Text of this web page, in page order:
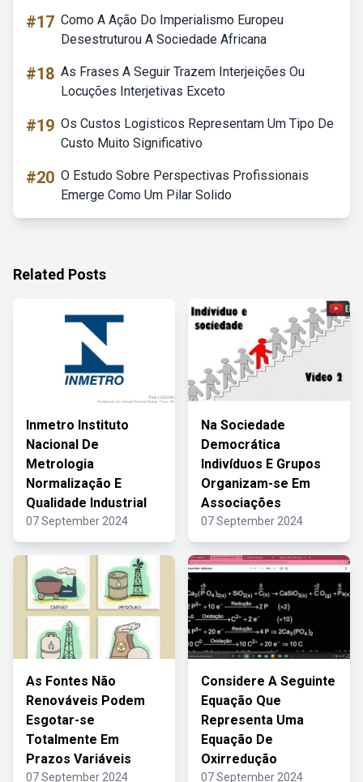
#17 Como A Ação Do Imperialismo Europeu
Desestruturou A Sociedade Africana
#18 As Frases A Seguir Trazem Interjeições Ou
Locuções Interjetivas Exceto
#19 Os Custos Logisticos Representam Um Tipo De
Custo Muito Significativo
#20 O Estudo Sobre Perspectivas Profissionais
Emerge Como Um Pilar Solido
Related Posts
Inmetro Instituto
Nacional De
Metrologia
Normalização E
Qualidade Industrial
07 September 2024
Na Sociedade
Democrática
Indivíduos E Grupos
Organizam-se Em
Associações
07 September 2024
As Fontes Não
Renováveis Podem
Esgotar-se
Totalmente Em
Prazos Variáveis
07 September 2024
Considere A Seguinte
Equação Que
Representa Uma
Equação De
Oxirredução
07 September 2024